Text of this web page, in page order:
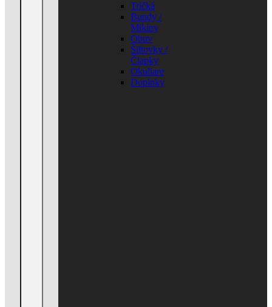
Tričká
Bundy /
Mikiny
Obuv
Šiltovky /
Čiapky
Okuliare
Doplnky